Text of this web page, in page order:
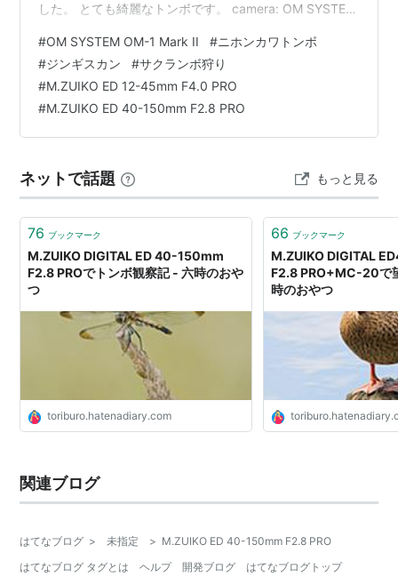
した。 とても綺麗なトンボです。 camera: OM SYSTEM
F2.8 PRO+MC-20 ↑ 正面から見ると、ちょっとヤンチャ
な顔してますね。 camera: OM SYSTEM OM-1 Mark II
lens: M.…
#OM SYSTEM OM-1 Mark II #ニホンカワトンボ
#ジンギスカン #サクランボ狩り
#M.ZUIKO ED 12-45mm F4.0 PRO
#M.ZUIKO ED 40-150mm F2.8 PRO
ネットで話題 もっと見る
76 ブックマーク
M.ZUIKO DIGITAL ED 40-150mm
F2.8 PROでトンボ観察記 - 六時のおや
つ
toriburo.hatenadiary.com
66 ブックマーク
M.ZUIKO DIGITAL
F2.8 PRO+MC-20で
時のおやつ
関連ブログ
はてなブログ > 未指定 > M.ZUIKO ED 40-150mm F2.8 PRO
はてなブログ タグとは
ヘルプ 開発ブログ はてなブログトップ